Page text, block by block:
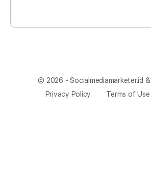
© 2026 - Socialmediamarketer.id
Privacy Policy
Terms of Use